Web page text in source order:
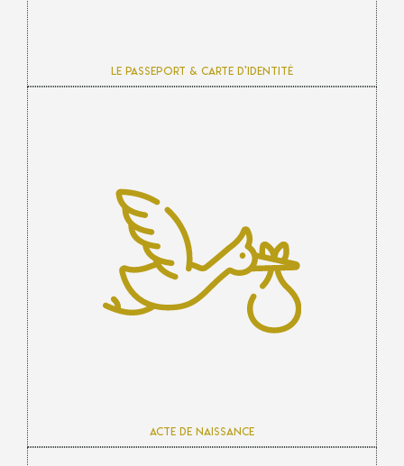
Le passeport & carte d’identité
Acte de naissance